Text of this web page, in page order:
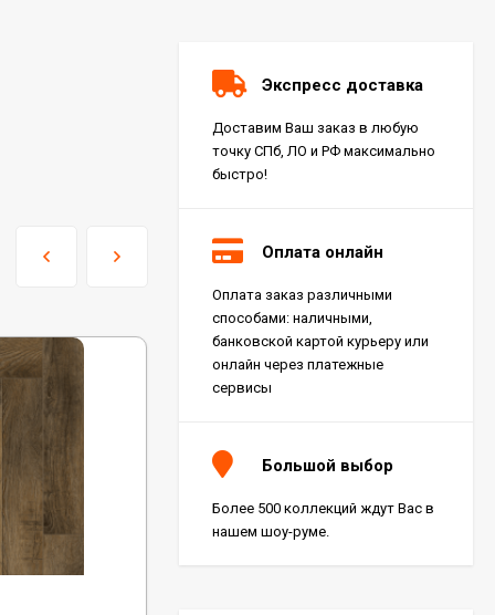
Экспресс доставка
Доставим Ваш заказ в любую
точку СПб, ЛО и РФ максимально
быстро!
Оплата онлайн
Оплата заказ различными
способами: наличными,
банковской картой курьеру или
онлайн через платежные
сервисы
Большой выбор
Более 500 коллекций ждут Вас в
нашем шоу-руме.
Керамогранит Italon
Charme Extra Silver Ret
60x120, 610010001196
Charme Evo Imperiale
Ret 60x120,